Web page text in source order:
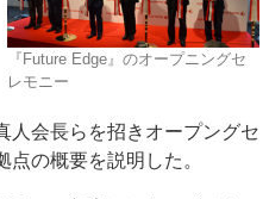
多様なビジネス・多彩な商材～
製本機特集
2022 検査・校正特集
く
『Future Edge』のオープニングセ
レモニー
人会長らを招きオープングセ
の概要を説明した。